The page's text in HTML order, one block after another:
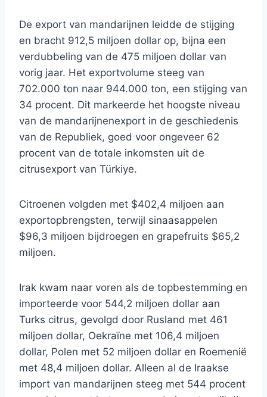
De export van mandarijnen leidde de stijging
en bracht 912,5 miljoen dollar op, bijna een
verdubbeling van de 475 miljoen dollar van
vorig jaar. Het exportvolume steeg van
702.000 ton naar 944.000 ton, een stijging van
34 procent. Dit markeerde het hoogste niveau
van de mandarijnenexport in de geschiedenis
van de Republiek, goed voor ongeveer 62
procent van de totale inkomsten uit de
citrusexport van Türkiye.
Citroenen volgden met $402,4 miljoen aan
exportopbrengsten, terwijl sinaasappelen
$96,3 miljoen bijdroegen en grapefruits $65,2
miljoen.
Irak kwam naar voren als de topbestemming en
importeerde voor 544,2 miljoen dollar aan
Turks citrus, gevolgd door Rusland met 461
miljoen dollar, Oekraïne met 106,4 miljoen
dollar, Polen met 52 miljoen dollar en Roemenië
met 48,4 miljoen dollar. Alleen al de Iraakse
import van mandarijnen steeg met 544 procent